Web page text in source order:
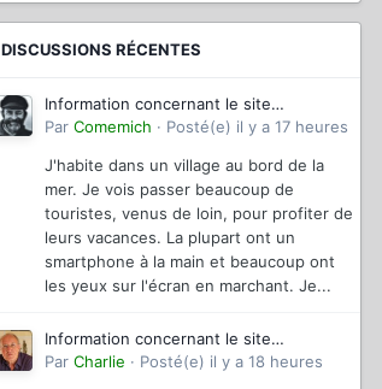
DISCUSSIONS RÉCENTES
Information concernant le site
magazinevideo
Par Comemich · Posté(e) il y a 17 heures
J'habite dans un village au bord de la
mer. Je vois passer beaucoup de
touristes, venus de loin, pour profiter de
leurs vacances. La plupart ont un
smartphone à la main et beaucoup ont
les yeux sur l'écran en marchant. Je...
Information concernant le site
magazinevideo
Par Charlie · Posté(e) il y a 18 heures